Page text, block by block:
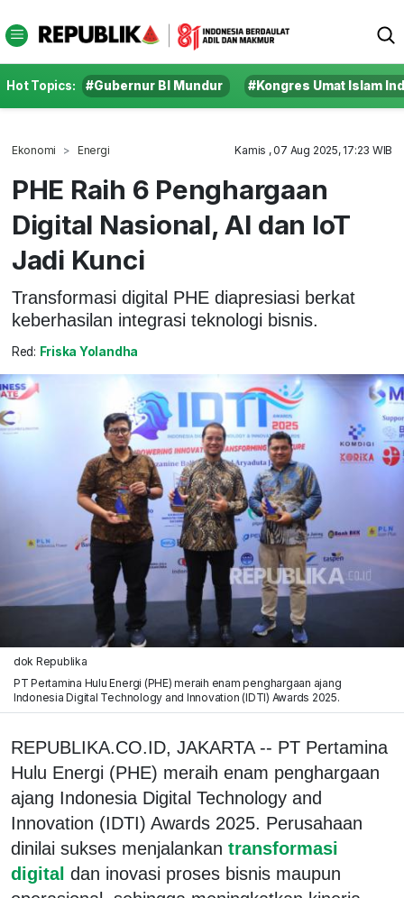
Hot Topics: #Gubernur BI Mundur #Kongres Umat Islam
Ekonomi Energi Kamis , 07 Aug 2025, 17:23 WIB
PHE Raih 6 Penghargaan
Digital Nasional, AI dan IoT
Jadi Kunci
Transformasi digital PHE diapresiasi berkat
keberhasilan integrasi teknologi bisnis.
Red: Friska Yolandha
dok Republika
PT Pertamina Hulu Energi (PHE) meraih enam penghargaan ajang
Indonesia Digital Technology and Innovation (IDTI) Awards 2025.
REPUBLIKA.CO.ID, JAKARTA -- PT Pertamina
Hulu Energi (PHE) meraih enam penghargaan
ajang Indonesia Digital Technology and
Innovation (IDTI) Awards 2025. Perusahaan
dinilai sukses menjalankan transformasi
digital dan inovasi proses bisnis maupun